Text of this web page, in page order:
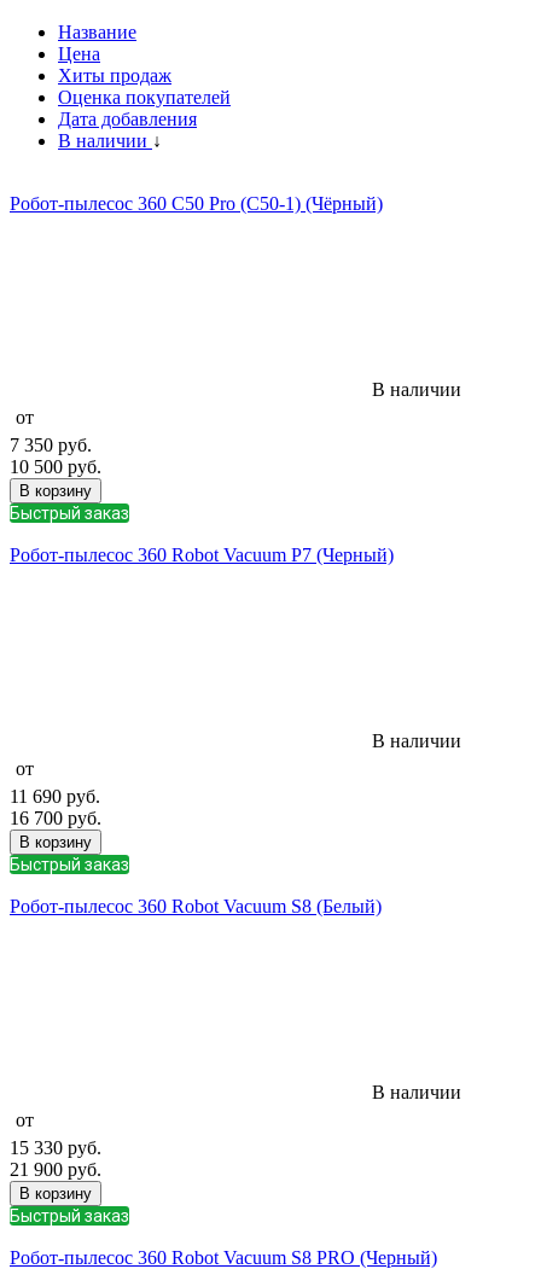
Название
Цена
Хиты продаж
Оценка покупателей
Дата добавления
В наличии ↓
Робот-пылесос 360 C50 Pro (C50-1) (Чёрный)
В наличии
от
7 350 руб.
10 500 руб.
В корзину
Быстрый заказ
Робот-пылесос 360 Robot Vacuum P7 (Черный)
В наличии
от
11 690 руб.
16 700 руб.
В корзину
Быстрый заказ
Робот-пылесос 360 Robot Vacuum S8 (Белый)
В наличии
от
15 330 руб.
21 900 руб.
В корзину
Быстрый заказ
Робот-пылесос 360 Robot Vacuum S8 PRO (Черный)